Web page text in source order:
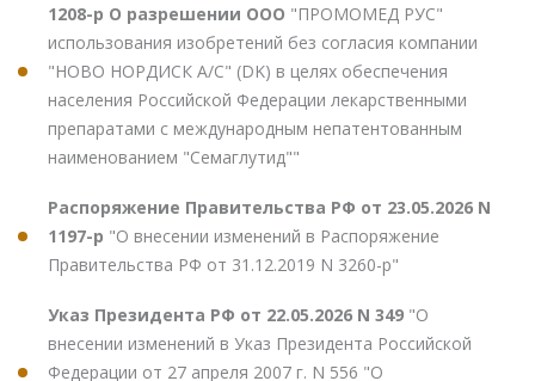
1208-р О разрешении ООО "ПРОМОМЕД РУС"
использования изобретений без согласия компании
"НОВО НОРДИСК А/С" (DK) в целях обеспечения
населения Российской Федерации лекарственными
препаратами с международным непатентованным
наименованием "Семаглутид""
Распоряжение Правительства РФ от 23.05.2026 N
1197-р "О внесении изменений в Распоряжение
Правительства РФ от 31.12.2019 N 3260-р"
Указ Президента РФ от 22.05.2026 N 349 "О
внесении изменений в Указ Президента Российской
Федерации от 27 апреля 2007 г. N 556 "О